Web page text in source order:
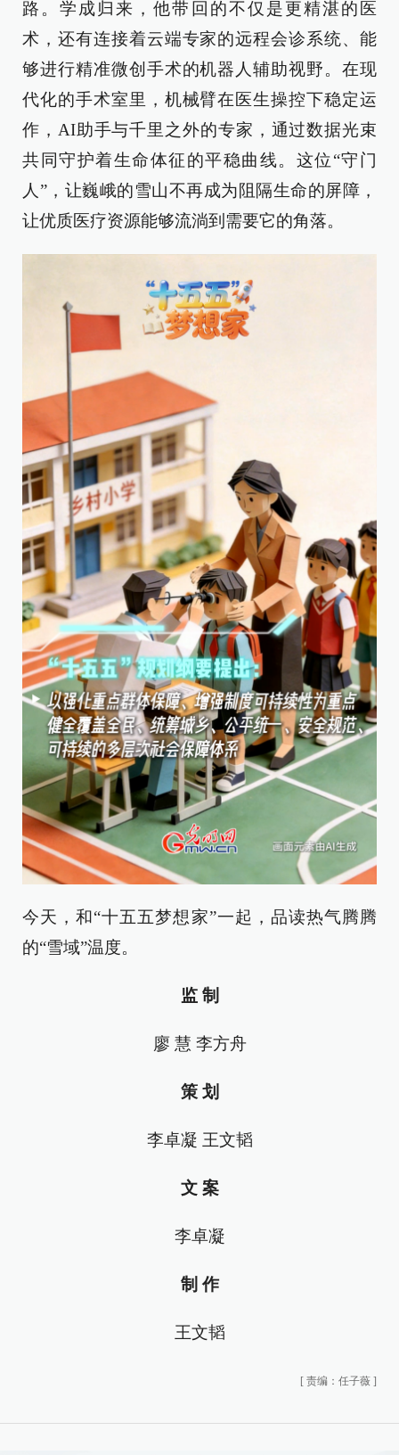
路。学成归来，他带回的不仅是更精湛的医
术，还有连接着云端专家的远程会诊系统、能
够进行精准微创手术的机器人辅助视野。在现
代化的手术室里，机械臂在医生操控下稳定运
作，AI助手与千里之外的专家，通过数据光束
共同守护着生命体征的平稳曲线。这位“守门
人”，让巍峨的雪山不再成为阻隔生命的屏障，
让优质医疗资源能够流淌到需要它的角落。
今天，和“十五五梦想家”一起，品读热气腾腾
的“雪域”温度。
监 制
廖 慧 李方舟
策 划
李卓凝 王文韬
文 案
李卓凝
制 作
王文韬
[ 责编：任子薇 ]